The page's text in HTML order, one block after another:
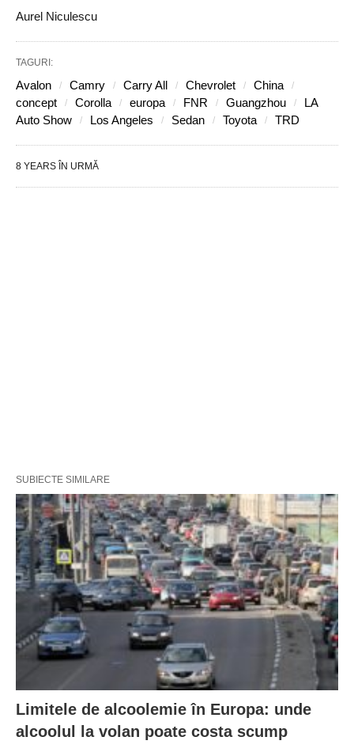
Aurel Niculescu
TAGURI:
Avalon Camry Carry All Chevrolet
China
concept
Corolla europa FNR Guangzhou
LA
Auto Show
Los Angeles Sedan Toyota TRD
8 YEARS ÎN URMĂ
SUBIECTE SIMILARE
Limitele de alcoolemie în Europa: unde
alcoolul la volan poate costa scump